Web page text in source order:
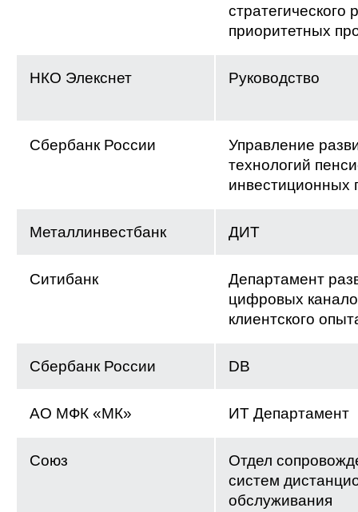
стратегического
приоритетных
НКО Элекснет Руководство
Сбербанк России
Управление
технологий
инвестиционных
Металлинвестбанк ДИТ
Ситибанк
Департамент
цифровых
клиентского
Сбербанк России DB
АО МФК «МК» ИТ Департамент
Союз
Отдел
систем
обслуживания